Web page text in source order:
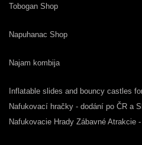
Tobogan Shop
Napuhanac Shop
Najam kombija
Inflatable slides and bouncy castles
Nafukovací hračky - dodání po ČR a
Nafukovacie Hrady Zábavné Atrakcie